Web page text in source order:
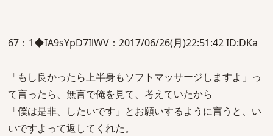
67：1◆IA9sYpD7IlWV：2017/06/26(月)22:51:42 ID:DKa
「もし良かったら上半身もソフトマッサージしますよ」っ
て言ったら、無言で俺を見て、考えていたから
「僕は是非、したいです」とお願いするように言うと、い
いですよって返してくれた。